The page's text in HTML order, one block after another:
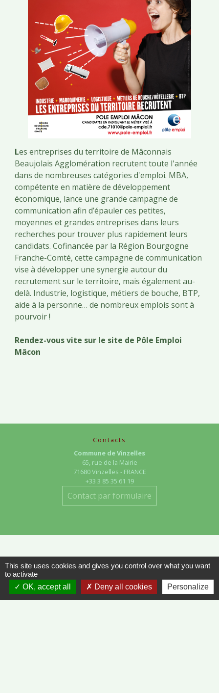
Les entreprises du territoire de Mâconnais
Beaujolais Agglomération recrutent toute l'année
dans de nombreuses catégories d'emploi. MBA,
compétente en matière de développement
économique, lance une grande campagne de
communication afin d’épauler ces petites,
moyennes et grandes entreprises dans leurs
recherches pour trouver plus rapidement leurs
candidats. Cofinancée par la Région Bourgogne
Franche-Comté, cette campagne de communication
vise à développer une synergie autour du
recrutement sur le territoire, mais également au-
delà. Industrie, logistique, métiers de bouche, BTP,
aide à la personne… de nombreux emplois sont à
pourvoir !
Rendez-vous vite sur le site de Pôle Emploi
Mâcon
Contacts
Commune de Vinzelles
65, rue de la Mairie
71680 Vinzelles - FRANCE
+33 3 85 35 61 19
Contact par formulaire
Liens
METEO FRANCE - VINZELLES
This site uses cookies and gives you control over what you want
to activate
OK, accept all
Deny all cookies Personalize